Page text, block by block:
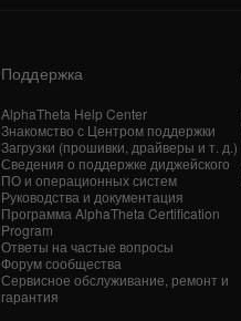
Поддержка
AlphaTheta Help Center
Знакомство с Центром поддержки
Загрузки (прошивки, драйверы и т. д.)
Сведения о поддержке диджейского
ПО и операционных систем
Руководства и документация
Программа AlphaTheta Certification
Program
Ответы на частые вопросы
Форум сообщества
Сервисное обслуживание, ремонт и
гарантия